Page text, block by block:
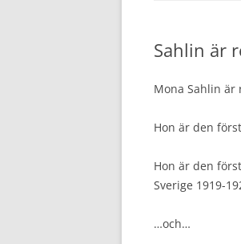
Sahlin är
Mona Sahlin
Hon är den
Hon är den
Sverige 1919-
…och…